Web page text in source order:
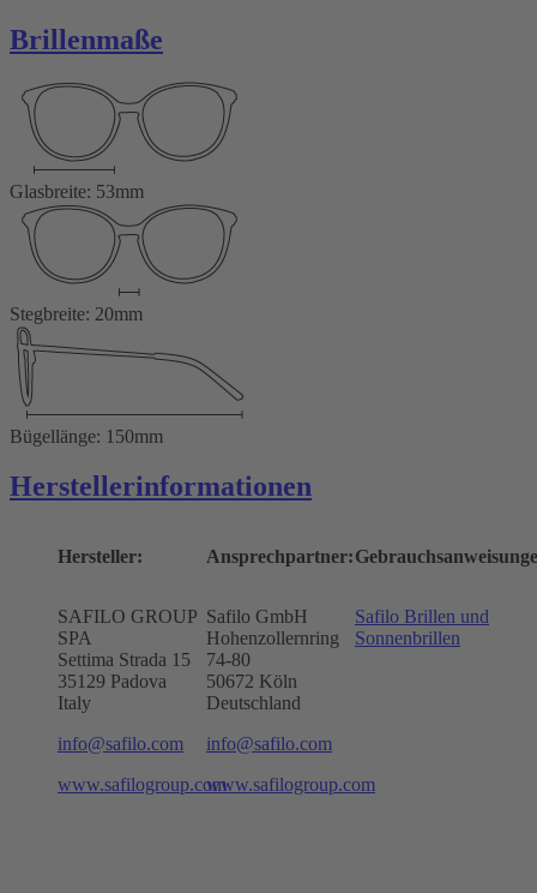
Brillenmaße
Glasbreite: 53mm
Stegbreite: 20mm
Bügellänge: 150mm
Herstellerinformationen
Hersteller:
SAFILO GROUP
SPA
Settima Strada 15
35129 Padova
Italy
info@safilo.com
www.safilogroup.com
Ansprechpartner:
Safilo GmbH
Hohenzollernring
74-80
50672 Köln
Deutschland
info@safilo.com
www.safilogroup.com
Safilo Brillen und
Sonnenbrillen